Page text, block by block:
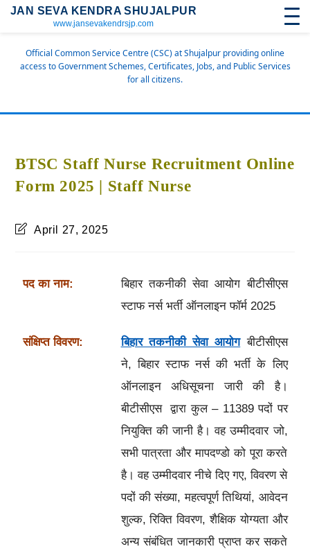
JAN SEVA KENDRA SHUJALPUR
www.jansevakendrsjp.com
Official Common Service Centre (CSC) at Shujalpur providing online
access to Government Schemes, Certificates, Jobs, and Public Services
for all citizens.
BTSC Staff Nurse Recruitment Online
Form 2025 | Staff Nurse
April 27, 2025
पद का नाम:
बिहार तकनीकी सेवा आयोग बीटीसीएस
स्टाफ नर्स भर्ती ऑनलाइन फॉर्म 2025
संक्षिप्त विवरण: बिहार तकनीकी सेवा आयोगबीटीसीएस
ने, बिहार स्टाफ नर्स की भर्ती के लिए
ऑनलाइन अधिसूचना जारी की है।
बीटीसीएस द्वारा कुल – 11389 पदों पर
नियुक्ति की जानी है। वह उम्मीदवार जो,
सभी पात्रता और मापदण्डो को पूरा करते
है। वह उम्मीदवार नीचे दिए गए, विवरण से
पदों की संख्या, महत्वपूर्ण तिथियां, आवेदन
शुल्क, रिक्ति विवरण, शैक्षिक योग्यता और
अन्य संबंधित जानकारी प्राप्त कर सकते